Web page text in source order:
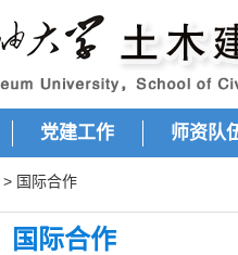
党建工作 师资队
> 国际合作
国际合作